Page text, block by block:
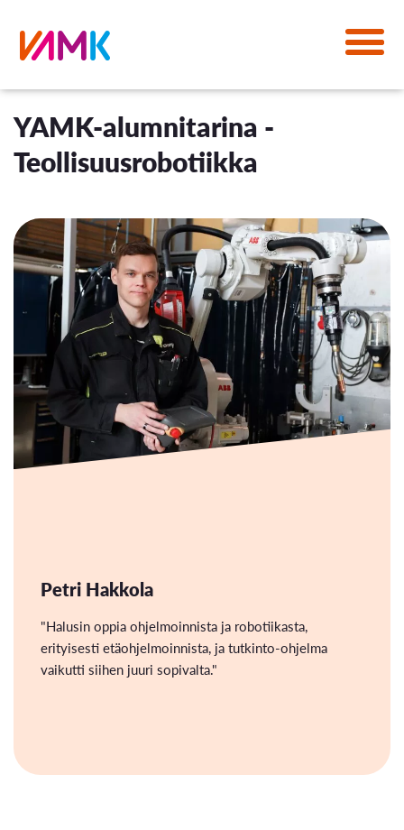
YAMK-alumnitarina -
Teollisuusrobotiikka
Petri Hakkola
"Halusin oppia ohjelmoinnista ja robotiikasta,
erityisesti etäohjelmoinnista, ja tutkinto-ohjelma
vaikutti siihen juuri sopivalta."